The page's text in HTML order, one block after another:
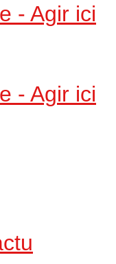
- Agir ici
- Agir ici